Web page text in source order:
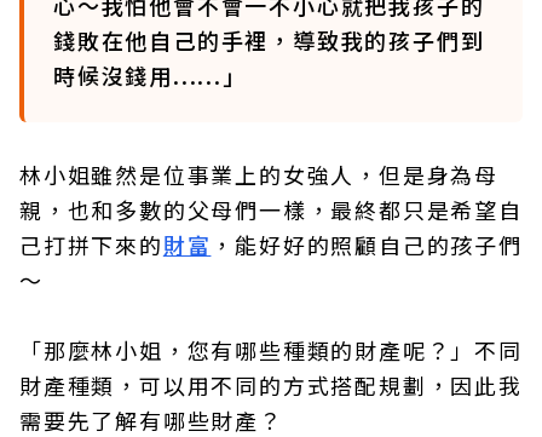
錢敗在他自己的手裡，導致我的孩子們到
時候沒錢用......」
林小姐雖然是位事業上的女強人，但是身為母
親，也和多數的父母們一樣，最終都只是希望自
己打拼下來的財富 ，能好好的照顧自己的孩子們
～
「那麼林小姐，您有哪些種類的財產呢？」不同
財產種類，可以用不同的方式搭配規劃，因此我
需要先了解有哪些財產？